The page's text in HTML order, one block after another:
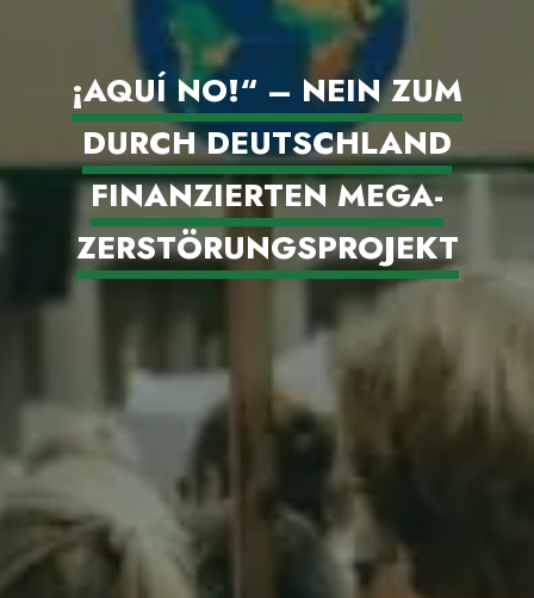
¡AQUÍ NO!“ – NEIN ZUM
DURCH DEUTSCHLAND
FINANZIERTEN MEGA-
ZERSTÖRUNGSPROJEKT